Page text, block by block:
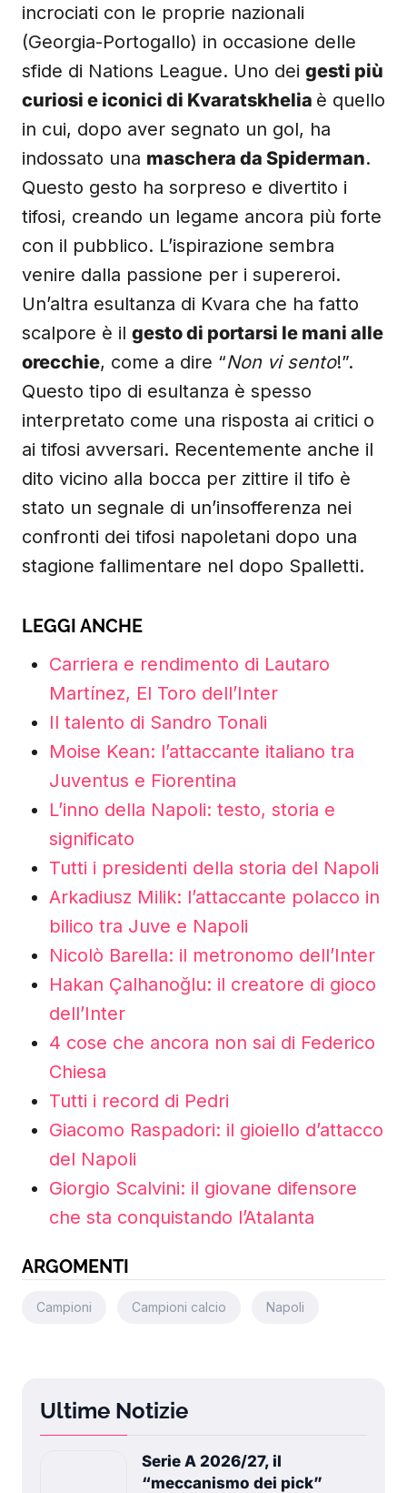
incrociati con le proprie nazionali
(Georgia-Portogallo) in occasione delle
sfide di Nations League. Uno dei gesti più
curiosi e iconici di Kvaratskhelia è quello
in cui, dopo aver segnato un gol, ha
indossato una maschera da Spiderman.
Questo gesto ha sorpreso e divertito i
tifosi, creando un legame ancora più forte
con il pubblico. L’ispirazione sembra
venire dalla passione per i supereroi.
Un’altra esultanza di Kvara che ha fatto
scalpore è il gesto di portarsi le mani alle
orecchie, come a dire “Non vi sento!”.
Questo tipo di esultanza è spesso
interpretato come una risposta ai critici o
ai tifosi avversari. Recentemente anche il
dito vicino alla bocca per zittire il tifo è
stato un segnale di un’insofferenza nei
confronti dei tifosi napoletani dopo una
stagione fallimentare nel dopo Spalletti.
LEGGI ANCHE
Carriera e rendimento di Lautaro
Martínez, El Toro dell’Inter
Il talento di Sandro Tonali
Moise Kean: l’attaccante italiano tra
Juventus e Fiorentina
L’inno della Napoli: testo, storia e
significato
Tutti i presidenti della storia del Napoli
Arkadiusz Milik: l’attaccante polacco in
bilico tra Juve e Napoli
Nicolò Barella: il metronomo dell’Inter
Hakan Çalhanoğlu: il creatore di gioco
dell’Inter
4 cose che ancora non sai di Federico
Chiesa
Tutti i record di Pedri
Giacomo Raspadori: il gioiello d’attacco
del Napoli
Giorgio Scalvini: il giovane difensore
che sta conquistando l’Atalanta
ARGOMENTI
Campioni Campioni calcio Napoli
Ultime Notizie
Serie A 2026/27, il
“meccanismo dei pick”